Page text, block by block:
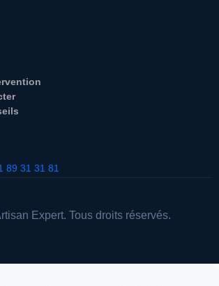
89 31 31 81
Expert. Tous droits réservés.